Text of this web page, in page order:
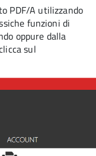
PDF/A utilizzando
funzioni di
oppure dalla
sul